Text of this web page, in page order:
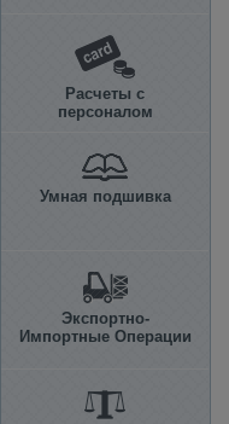
Расчеты с
персоналом
Умная подшивка
Экспортно-
Импортные Операции